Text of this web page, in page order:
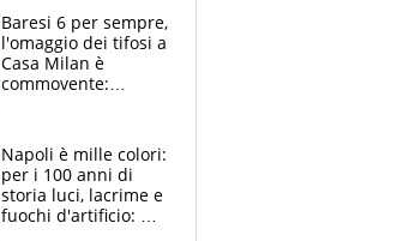
circondati
dall'affetto dei tifosi
Baresi 6 per sempre,
l'omaggio dei tifosi a
Casa Milan è
commovente:
bigliettini
Napoli è mille colori:
per i 100 anni di
storia luci, lacrime e
fuochi d'artificio: De